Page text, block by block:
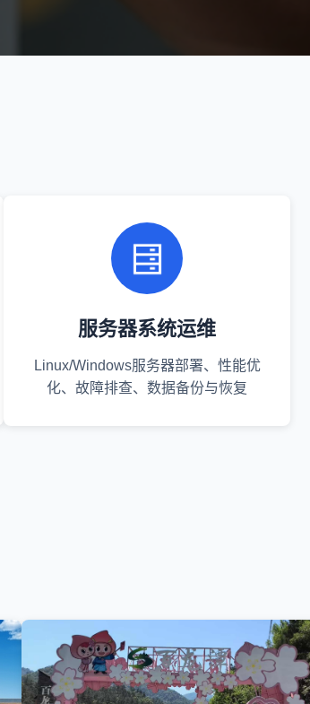
服务器系统运维
Linux/Windows服务器部署、性能优
化、故障排查、数据备份与恢复